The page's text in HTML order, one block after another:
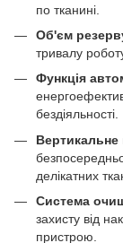
по тканині.
Об'єм
тривалу
Функція
бездіяльності.
делікатних
Система
захисту від
пристрою.